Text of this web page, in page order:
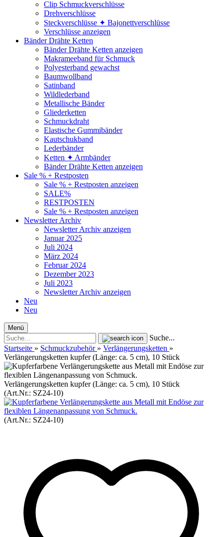
Clip Schmuckverschlüsse
Drehverschlüsse
Steckverschlüsse ✦ Bajonettverschlüsse
Verschlüsse anzeigen
Bänder Drähte Ketten
Bänder Drähte Ketten anzeigen
Makrameeband für Schmuck
Polyesterband gewachst
Baumwollband
Satinband
Wildlederband
Metallische Bänder
Gliederketten
Schmuckdraht
Elastische Gummibänder
Kautschukband
Lederbänder
Ketten ✦ Armbänder
Bänder Drähte Ketten anzeigen
Sale % + Restposten
Sale % + Restposten anzeigen
SALE%
RESTPOSTEN
Sale % + Restposten anzeigen
Newsletter Archiv
Newsletter Archiv anzeigen
Januar 2025
Juli 2024
März 2024
Februar 2024
Dezember 2023
Juli 2023
Newsletter Archiv anzeigen
Neu
Neu
Menü
Suche...
Startseite » Schmuckzubehör » Verlängerungsketten »
Verlängerungsketten kupfer (Länge: ca. 5 cm), 10 Stück
Verlängerungsketten kupfer (Länge: ca. 5 cm), 10 Stück
(Art.Nr.: SZ24-10)
(Art.Nr.: SZ24-10)